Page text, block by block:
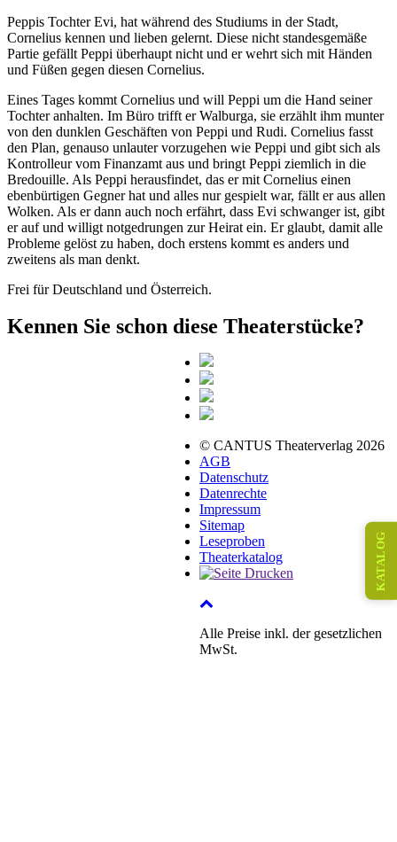
Peppis Tochter Evi, hat während des Studiums in der Stadt,
Cornelius kennen und lieben gelernt. Diese nicht standesgemäße
Partie gefällt Peppi überhaupt nicht und er wehrt sich mit Händen
und Füßen gegen diesen Cornelius.
Eines Tages kommt Cornelius und will Peppi um die Hand seiner
Tochter anhalten. Im Büro trifft er Walburga, sie erzählt ihm munter
von den dunklen Geschäften von Peppi und Rudi. Cornelius fasst
den Plan, genauso unlauter vorzugehen wie Peppi und gibt sich als
Kontrolleur vom Finanzamt aus und bringt Peppi ziemlich in die
Bredouille. Als Peppi herausfindet, das er mit Cornelius einen
ebenbürtigen Gegner hat und alles nur gespielt war, fällt er aus allen
Wolken. Als er dann auch noch erfährt, dass Evi schwanger ist, gibt
er auf und willigt notgedrungen zur Heirat ein. Er glaubt, damit alle
Probleme gelöst zu haben, doch erstens kommt es anders und
zweitens als man denkt.
Frei für Deutschland und Österreich.
Kennen Sie schon diese Theaterstücke?
© CANTUS Theaterverlag 2026
AGB
Datenschutz
Datenrechte
Impressum
Sitemap
Leseproben
Theaterkatalog
Alle Preise inkl. der gesetzlichen
MwSt.
KATALOG